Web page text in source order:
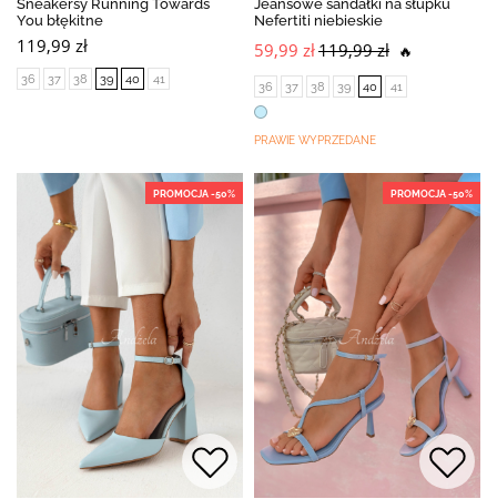
Sneakersy Running Towards
You błękitne
119,99 zł
36 37 38 39 40 41
Jeansowe sandałki na słupku
Nefertiti niebieskie
59,99 zł119,99 zł 🔥
36 37 38 39 40 41
PRAWIE WYPRZEDANE
PROMOCJA -50% PROMOCJA -50%